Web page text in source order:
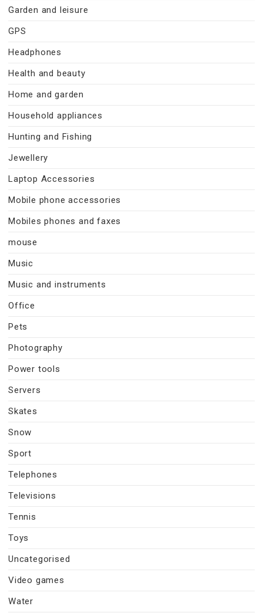
Garden and leisure
GPS
Headphones
Health and beauty
Home and garden
Household appliances
Hunting and Fishing
Jewellery
Laptop Accessories
Mobile phone accessories
Mobiles phones and faxes
mouse
Music
Music and instruments
Office
Pets
Photography
Power tools
Servers
Skates
Snow
Sport
Telephones
Televisions
Tennis
Toys
Uncategorised
Video games
Water